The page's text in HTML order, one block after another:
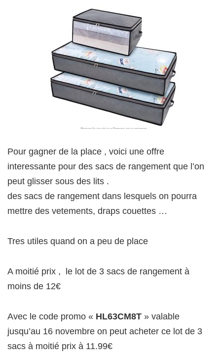
Pour gagner de la place , voici une offre
interessante pour des sacs de rangement que l’on
peut glisser sous des lits .
des sacs de rangement dans lesquels on pourra
mettre des vetements, draps couettes …
Tres utiles quand on a peu de place
A moitié prix , le lot de 3 sacs de rangement à
moins de 12€
Avec le code promo « HL63CM8T » valable
jusqu’au 16 novembre on peut acheter ce lot de 3
sacs à moitié prix à 11.99€